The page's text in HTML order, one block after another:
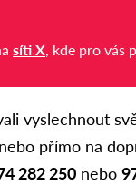
síti X , kde pro
vyslechnout
nebo přímo na
282 250 nebo